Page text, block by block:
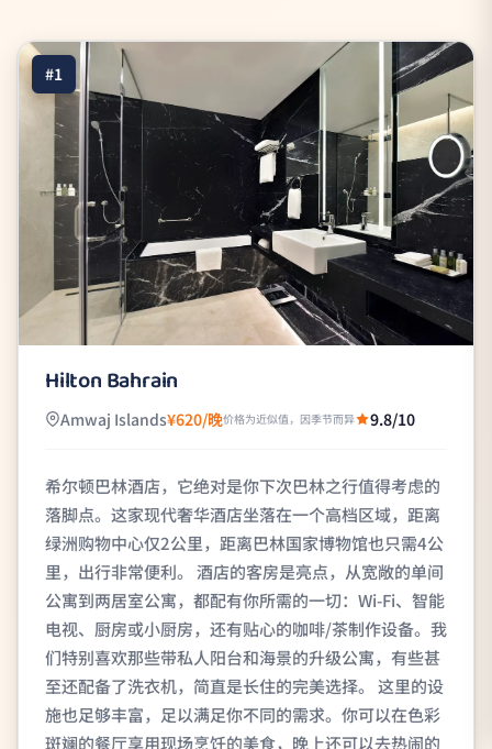
#1
Hilton Bahrain
Amwaj Islands¥620/晚价格为近似值，因季节而异 9.8/10
希尔顿巴林酒店，它绝对是你下次巴林之行值得考虑的
落脚点。这家现代奢华酒店坐落在一个高档区域，距离
绿洲购物中心仅2公里，距离巴林国家博物馆也只需4公
里，出行非常便利。 酒店的客房是亮点，从宽敞的单间
公寓到两居室公寓，都配有你所需的一切：Wi-Fi、智能
电视、厨房或小厨房，还有贴心的咖啡/茶制作设备。我
们特别喜欢那些带私人阳台和海景的升级公寓，有些甚
至还配备了洗衣机，简直是长住的完美选择。 这里的设
施也足够丰富，足以满足你不同的需求。你可以在色彩
斑斓的餐厅享用现场烹饪的美食，晚上还可以去热闹的